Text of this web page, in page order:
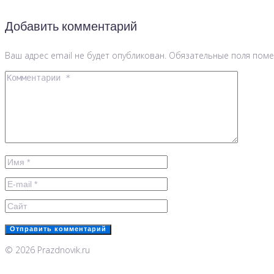
Добавить комментарий
Ваш адрес email не будет опубликован. Обязательные поля
© 2026 Prazdnovik.ru